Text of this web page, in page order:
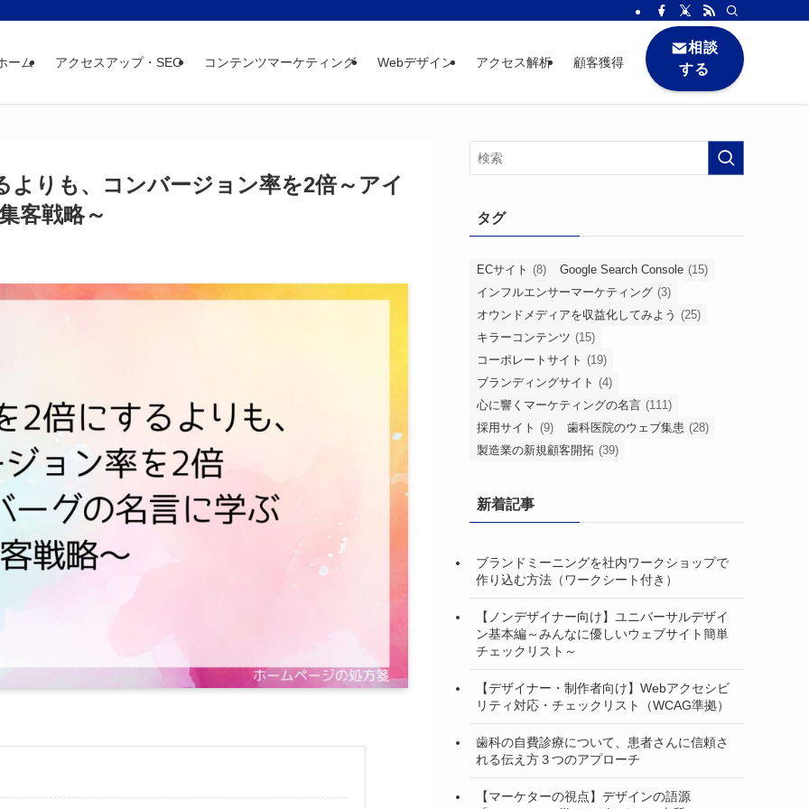
ーム アクセスアップ・SEO コンテンツマーケティング Webデザイン アクセス解析 顧客獲得
相談
する
りも、コンバージョン率を2倍～アイ
客戦略～
タグ
ECサイト (8) Google Search Console (15)
インフルエンサーマーケティング (3)
オウンドメディアを収益化してみよう (25)
キラーコンテンツ (15)
コーポレートサイト (19)
ブランディングサイト (4)
心に響くマーケティングの名言 (111)
採用サイト (9) 歯科医院のウェブ集患 (28)
製造業の新規顧客開拓 (39)
新着記事
ブランドミーニングを社内ワークショップで
作り込む方法（ワークシート付き）
【ノンデザイナー向け】ユニバーサルデザイ
ン基本編～みんなに優しいウェブサイト簡単
チェックリスト～
【デザイナー・制作者向け】Webアクセシビ
リティ対応・チェックリスト（WCAG準拠）
歯科の自費診療について、患者さんに信頼さ
れる伝え方３つのアプローチ
【マーケターの視点】デザインの語源